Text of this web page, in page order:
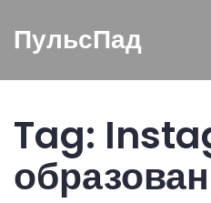
ПульсПад
Tag: